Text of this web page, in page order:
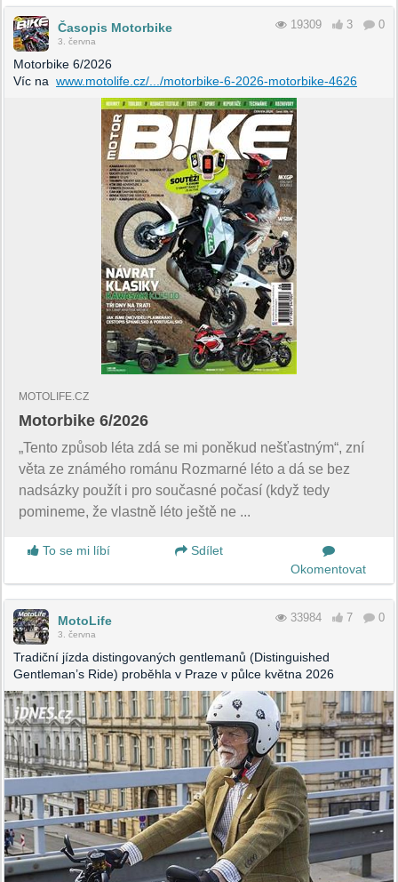
Časopis Motorbike
3. června
19309 3 0
Motorbike 6/2026
Víc na www.motolife.cz/.../motorbike-6-2026-motorbike-4626
MOTOLIFE.CZ
Motorbike 6/2026
„Tento způsob léta zdá se mi poněkud nešťastným“, zní
věta ze známého románu Rozmarné léto a dá se bez
nadsázky použít i pro současné počasí (když tedy
pomineme, že vlastně léto ještě ne ...
To se mi líbí
Sdílet
Okomentovat
MotoLife
3. června
33984 7 0
Tradiční jízda distingovaných gentlemanů (Distinguished
Gentleman’s Ride) proběhla v Praze v půlce května 2026